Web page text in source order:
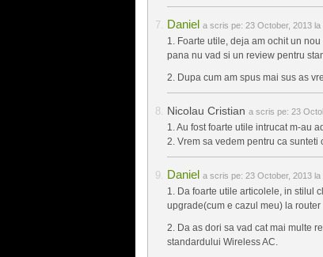
Daniel a scris pe: 23 October, 2013 la
1. Foarte utile, deja am ochit un
pana nu vad si un review pentru
2. Dupa cum am spus mai sus as
Nicolau Cristian a scris pe: 23
1. Au fost foarte utile intrucat m-au
2. Vrem sa vedem pentru ca sunteti
Daniel a scris pe: 23 October, 2013 la
1. Da foarte utile articolele, in stilul
upgrade(cum e cazul meu) la
2. Da as dori sa vad cat mai multe
standardului Wireless AC.